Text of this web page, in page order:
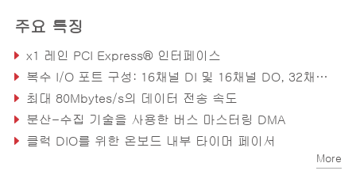
주요 특징
x1 레인 PCI Express® 인터페이스
복수 I/O 포트 구성: 16채널 DI 및 16채널 DO, 32채널 DI 또는 32채널 DO
최대 80Mbytes/s의 데이터 전송 속도
분산-수집 기술을 사용한 버스 마스터링 DMA
클럭 DIO를 위한 온보드 내부 타이머 페이서
More